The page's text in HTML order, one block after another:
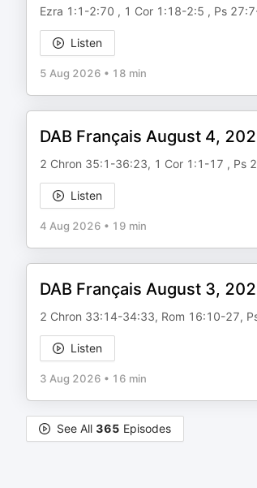
Ezra 1:1-2:70 , 1 Cor 1:18-2:5 , Ps
Listen
5 Aug 2026 • 18 min
DAB Français August 4,
2 Chron 35:1-36:23, 1 Cor 1:1-17 , Ps
Listen
4 Aug 2026 • 19 min
DAB Français August 3,
2 Chron 33:14-34:33, Rom 16:10-27,
Listen
3 Aug 2026 • 16 min
See All 365 Episodes